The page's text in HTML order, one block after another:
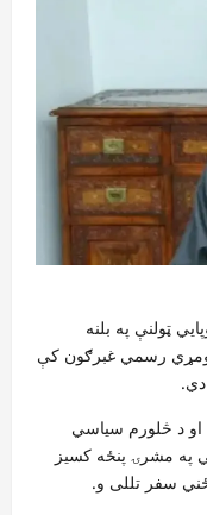
ټولنې په بلنه
رسمي غبرګون کې
او د څلورم سیاسي
په مشرۍ پنځه کسیز